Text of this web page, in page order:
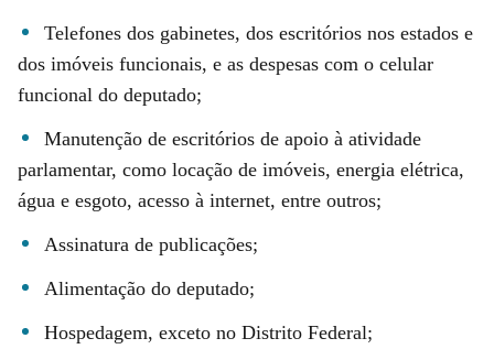
Telefones dos gabinetes, dos escritórios nos estados e
dos imóveis funcionais, e as despesas com o celular
funcional do deputado;
Manutenção de escritórios de apoio à atividade
parlamentar, como locação de imóveis, energia elétrica,
água e esgoto, acesso à internet, entre outros;
Assinatura de publicações;
Alimentação do deputado;
Hospedagem, exceto no Distrito Federal;